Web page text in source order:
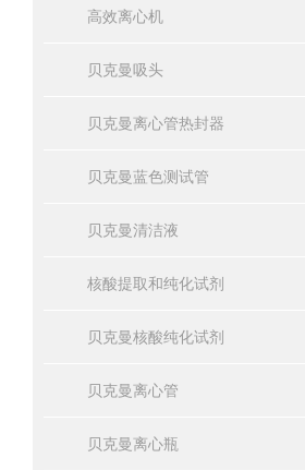
高效离心机
贝克曼吸头
贝克曼离心管热封器
贝克曼蓝色测试管
贝克曼清洁液
核酸提取和纯化试剂
贝克曼核酸纯化试剂
贝克曼离心管
贝克曼离心瓶